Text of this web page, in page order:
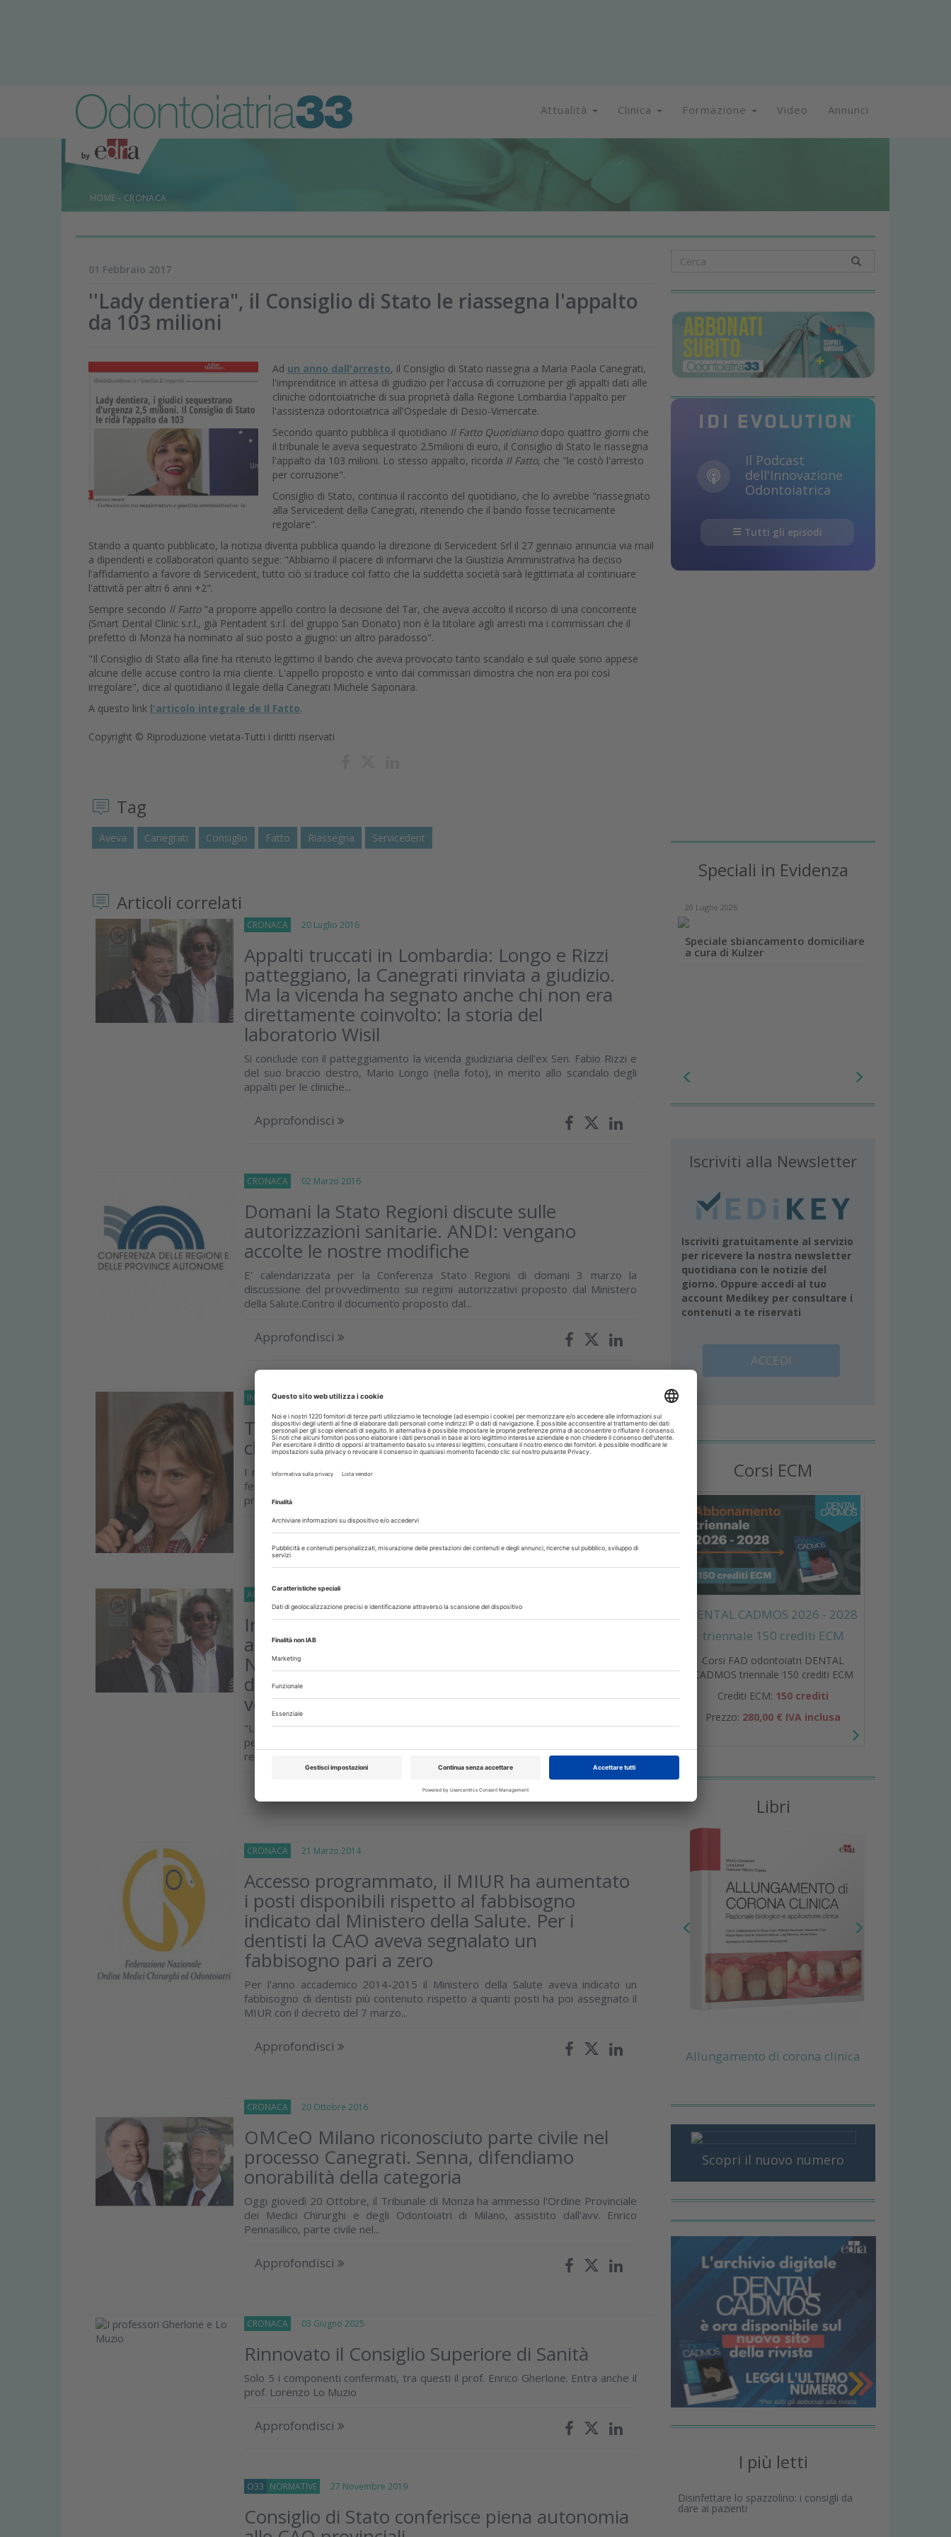
Attualità Clinica Formazione Video Annunci
HOME - CRONACA
01 Febbraio 2017
''Lady dentiera", il Consiglio di Stato le riassegna l'appalto
da 103 milioni
Ad un anno dall'arresto, il Consiglio di Stato riassegna a Maria Paola Canegrati,
l'imprenditrice in attesa di giudizio per l'accusa di corruzione per gli appalti dati alle
cliniche odontoiatriche di sua proprietà dalla Regione Lombardia l'appalto per
l'assistenza odontoiatrica all'Ospedale di Desio-Vimercate.
Secondo quanto pubblica il quotidiano Il Fatto Quotidianodopo quattro giorni che
il tribunale le aveva sequestrato 2.5milioni di euro, il Consiglio di Stato le riassegna
l'appalto da 103 milioni. Lo stesso appalto, ricorda Il Fatto, che "le costò l'arresto
per corruzione".
Consiglio di Stato, continua il racconto del quotidiano, che lo avrebbe "riassegnato
alla Servicedent della Canegrati, ritenendo che il bando fosse tecnicamente
regolare".
Stando a quanto pubblicato, la notizia diventa pubblica quando la direzione di Servicedent Srl il 27 gennaio annuncia via mail
a dipendenti e collaboratori quanto segue: "Abbiamo il piacere di informarvi che la Giustizia Amministrativa ha deciso
l'affidamento a favore di Servicedent, tutto ciò si traduce col fatto che la suddetta società sarà legittimata al continuare
l'attività per altri 6 anni +2".
Sempre secondo Il Fatto"a proporre appello contro la decisione del Tar, che aveva accolto il ricorso di una concorrente
(Smart Dental Clinic s.r.l., già Pentadent s.r.l. del gruppo San Donato) non è la titolare agli arresti ma i commissari che il
prefetto di Monza ha nominato al suo posto a giugno: un altro paradosso".
"Il Consiglio di Stato alla fine ha ritenuto legittimo il bando che aveva provocato tanto scandalo e sul quale sono appese
alcune delle accuse contro la mia cliente. L'appello proposto e vinto dai commissari dimostra che non era poi così
irregolare", dice al quotidiano il legale della Canegrati Michele Saponara.
A questo link l'articolo integrale de Il Fatto.
Copyright © Riproduzione vietata-Tutti i diritti riservati
Tag
Aveva Canegrati Consiglio Fatto Riassegna Servicedent
Articoli correlati
CRONACA 20 Luglio 2016
Appalti truccati in Lombardia: Longo e Rizzi
patteggiano, la Canegrati rinviata a giudizio.
Ma la vicenda ha segnato anche chi non era
direttamente coinvolto: la storia del
laboratorio Wisil
Si conclude con il patteggiamento la vicenda giudiziaria dell'ex Sen. Fabio Rizzi e
del suo braccio destro, Mario Longo (nella foto), in merito allo scandalo degli
appalti per le cliniche...
Approfondisci
CRONACA 02 Marzo 2016
Domani la Stato Regioni discute sulle
autorizzazioni sanitarie. ANDI: vengano
accolte le nostre modifiche
E' calendarizzata per la Conferenza Stato Regioni di domani 3 marzo la
discussione del provvedimento sui regimi autorizzativi proposto dal Ministero
della Salute.Contro il documento proposto dal...
Approfondisci
INCHIESTE 29 Febbraio 2016
Turismo odontoiatrico. Questa l'esperienza di
chi ci è andato raccontata da AltroConsumo
I recenti servizi de Le Iene e di Striscia la Notizia hanno riportato d'attualità il
fenomeno del turismo odontoiatrico e riaperto la polemica tra media e
professione che vede questi servizi...
Approfondisci
APPROFONDIMENTI
Indagine Sanità Lombarda: dall'ordinanza di
arresto emerge come funzionava il sistema.
Nelle trascrizioni anche importanti nomi
dell'odontoiatria lombarda criticati per non
voler collaborare
"L'attuale crisi socio economica sta aggravando la situazione e impone scelte
per garantire una maggiore accessibilità alle prestazioni odontoiatriche,
rendendo auspicabile anche una revisione...
CRONACA 21 Marzo 2014
Accesso programmato, il MIUR ha aumentato
i posti disponibili rispetto al fabbisogno
indicato dal Ministero della Salute. Per i
dentisti la CAO aveva segnalato un
fabbisogno pari a zero
Per l'anno accademico 2014-2015 il Ministero della Salute aveva indicato un
fabbisogno di dentisti più contenuto rispetto a quanti posti ha poi assegnato il
MIUR con il decreto del 7 marzo...
Approfondisci
CRONACA 20 Ottobre 2016
OMCeO Milano riconosciuto parte civile nel
processo Canegrati. Senna, difendiamo
onorabilità della categoria
Oggi giovedì 20 Ottobre, il Tribunale di Monza ha ammesso l'Ordine Provinciale
dei Medici Chirurghi e degli Odontoiatri di Milano, assistito dall'avv. Enrico
Pennasilico, parte civile nel...
Approfondisci
CRONACA 03 Giugno 2025
Rinnovato il Consiglio Superiore di Sanità
Solo 5 i componenti confermati, tra questi il prof. Enrico Gherlone. Entra anche il
prof. Lorenzo Lo Muzio
Approfondisci
O33 NORMATIVE 27 Novembre 2019
Consiglio di Stato conferisce piena autonomia
Il Podcast
dell'Innovazione
Odontoiatrica
Tutti gli episodi
Speciali in Evidenza
20 Luglio 2026
Speciale sbiancamento domiciliare
a cura di Kulzer
Iscriviti alla Newsletter
Iscriviti gratuitamente al servizio
per ricevere la nostra newsletter
quotidiana con le notizie del
giorno. Oppure accedi al tuo
account Medikey per consultare i
contenuti a te riservati
ACCEDI
Corsi ECM
DENTAL CADMOS 2026 - 2028
triennale 150 crediti ECM
Corsi FAD odontoiatri DENTAL
CADMOS triennale 150 crediti ECM
Crediti ECM: 150 crediti
Prezzo: 280,00 € IVA inclusa
Libri
Allungamento di corona clinica
Scopri il nuovo numero
I più letti
Disinfettare lo spazzolino: i consigli da
dare ai pazienti